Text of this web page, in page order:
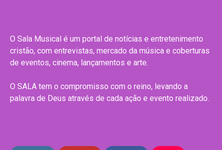
O Sala Musical é um portal de notícias e entretenimento
cristão, com entrevistas, mercado da música e coberturas
de eventos, cinema, lançamentos e arte.
O SALA tem o compromisso com o reino, levando a
palavra de Deus através de cada ação e evento realizado.